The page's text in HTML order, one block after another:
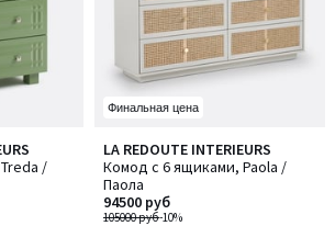
/
Финальная цена
LA REDOUTE INTERIEURS
Комод с 6 ящиками, Paola /
Паола
105000 руб-10%
94500 руб
3,4
/ 5